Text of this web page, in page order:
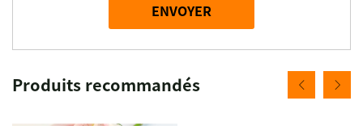
ENVOYER
Produits recommandés